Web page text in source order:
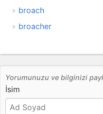
broach
broacher
Yorumunuzu ve bilginizi
İsim